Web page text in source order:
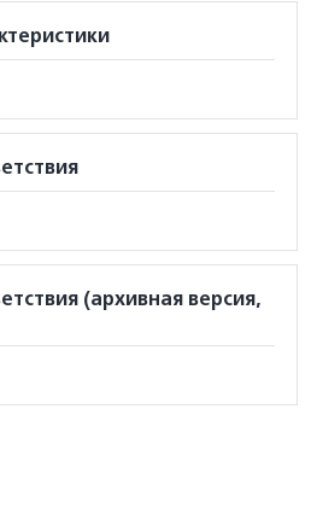
(архивная версия,